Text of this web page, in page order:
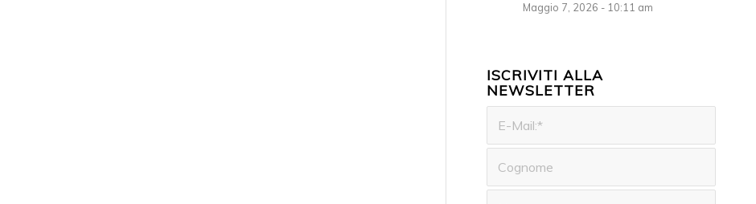
Maggio 7, 2026 - 10:11 am
ISCRIVITI ALLA
NEWSLETTER